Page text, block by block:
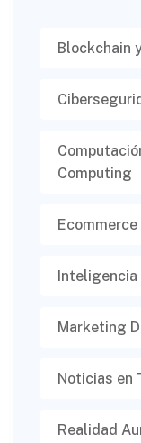
Blockchain
Computing
Ecommerce
Marketing
Noticias en
Realidad